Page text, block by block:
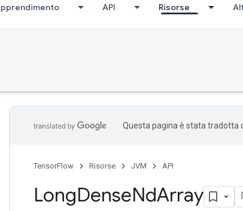
API Risorse
Questa pagina è stata tradotta
TensorFlow Risorse JVM API
LongDenseNdArray